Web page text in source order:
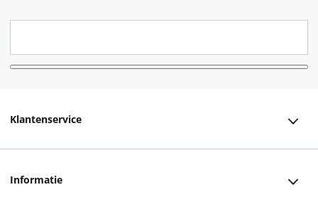
Klantenservice
Informatie